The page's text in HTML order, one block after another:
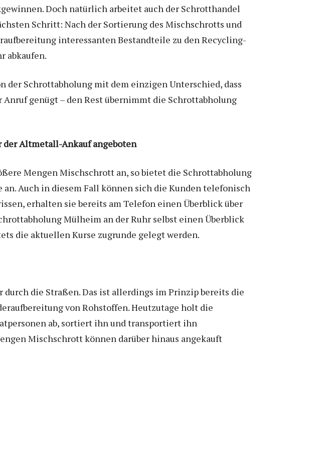
Doch natürlich arbeitet auch der Schrotthandel
Schritt: Nach der Sortierung des Mischschrotts und
interessanten Bestandteile zu den Recycling-
abkaufen.
der Schrottabholung mit dem einzigen Unterschied, dass
genügt – den Rest übernimmt die Schrottabholung
der Altmetall-Ankauf angeboten
Mengen Mischschrott an, so bietet die Schrottabholung
Auch in diesem Fall können sich die Kunden telefonisch
erhalten sie bereits am Telefon einen Überblick über
Mülheim an der Ruhr selbst einen Überblick
die aktuellen Kurse zugrunde gelegt werden.
die Straßen. Das ist allerdings im Prinzip bereits die
von Rohstoffen. Heutzutage holt die
ab, sortiert ihn und transportiert ihn
Mischschrott können darüber hinaus angekauft